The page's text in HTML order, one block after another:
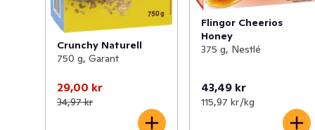
Crunchy Naturell
750 g, Garant
29,00 kr
34,97 kr
Flingor Cheerios
Honey
375 g, Nestlé
43,49 kr
115,97 kr /kg